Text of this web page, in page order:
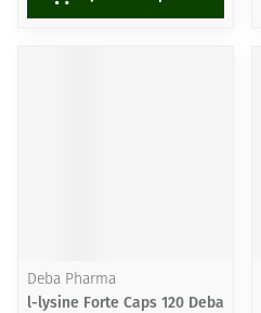
Deba Pharma
l-lysine Forte Caps 120 Deba